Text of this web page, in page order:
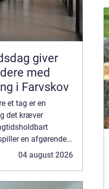
giver
med
i Farvskov
et tag er en
det kræver
en afgørende
vedkommende
04 august 2026